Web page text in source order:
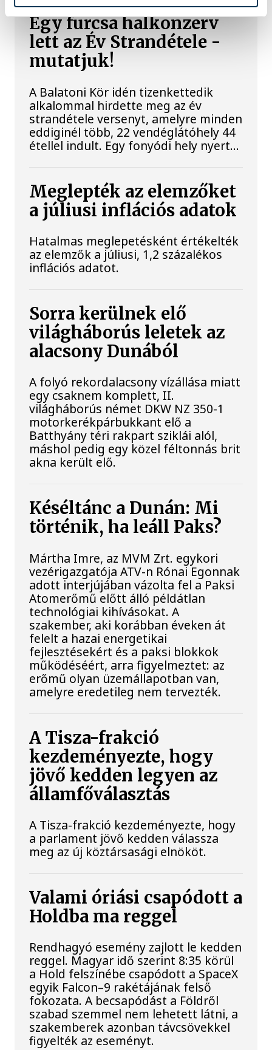
Egy furcsa halkonzerv
lett az Év Strandétele -
mutatjuk!
A Balatoni Kör idén tizenkettedik
alkalommal hirdette meg az év
strandétele versenyt, amelyre minden
eddiginél több, 22 vendéglátóhely 44
étellel indult. Egy fonyódi hely nyert...
Meglepték az elemzőket
a júliusi inflációs adatok
Hatalmas meglepetésként értékelték
az elemzők a júliusi, 1,2 százalékos
inflációs adatot.
Sorra kerülnek elő
világháborús leletek az
alacsony Dunából
A folyó rekordalacsony vízállása miatt
egy csaknem komplett, II.
világháborús német DKW NZ 350-1
motorkerékpárbukkant elő a
Batthyány téri rakpart sziklái alól,
máshol pedig egy közel féltonnás brit
akna került elő.
Késéltánc a Dunán: Mi
történik, ha leáll Paks?
Mártha Imre, az MVM Zrt. egykori
vezérigazgatója ATV-n Rónai Egonnak
adott interjújában vázolta fel a Paksi
Atomerőmű előtt álló példátlan
technológiai kihívásokat. A
szakember, aki korábban éveken át
felelt a hazai energetikai
fejlesztésekért és a paksi blokkok
működéséért, arra figyelmeztet: az
erőmű olyan üzemállapotban van,
amelyre eredetileg nem tervezték.
A Tisza-frakció
kezdeményezte, hogy
jövő kedden legyen az
államfőválasztás
A Tisza-frakció kezdeményezte, hogy
a parlament jövő kedden válassza
meg az új köztársasági elnököt.
Valami óriási csapódott a
Holdba ma reggel
Rendhagyó esemény zajlott le kedden
reggel. Magyar idő szerint 8:35 körül
a Hold felszínébe csapódott a SpaceX
egyik Falcon–9 rakétájának felső
fokozata. A becsapódást a Földről
szabad szemmel nem lehetett látni, a
szakemberek azonban távcsövekkel
figyelték az eseményt.